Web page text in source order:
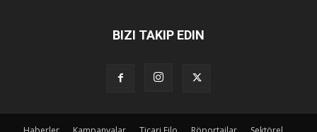
BIZI TAKIP EDIN